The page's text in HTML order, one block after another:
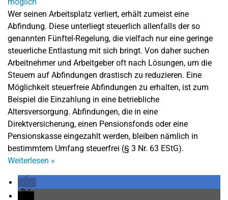
Wer seinen Arbeitsplatz verliert, erhält zumeist eine
Abfindung. Diese unterliegt steuerlich allenfalls der so
genannten Fünftel-Regelung, die vielfach nur eine geringe
steuerliche Entlastung mit sich bringt. Von daher suchen
Arbeitnehmer und Arbeitgeber oft nach Lösungen, um die
Steuern auf Abfindungen drastisch zu reduzieren. Eine
Möglichkeit steuerfreie Abfindungen zu erhalten, ist zum
Beispiel die Einzahlung in eine betriebliche
Altersversorgung. Abfindungen, die in eine
Direktversicherung, einen Pensionsfonds oder eine
Pensionskasse eingezahlt werden, bleiben nämlich in
bestimmtem Umfang steuerfrei (§ 3 Nr. 63 EStG).
Weiterlesen »